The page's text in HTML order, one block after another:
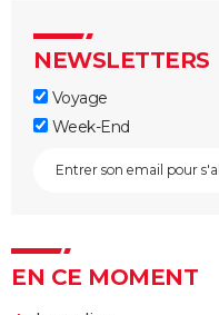
NEWSLETTERS
Voyage
Week-End
EN CE MOMENT